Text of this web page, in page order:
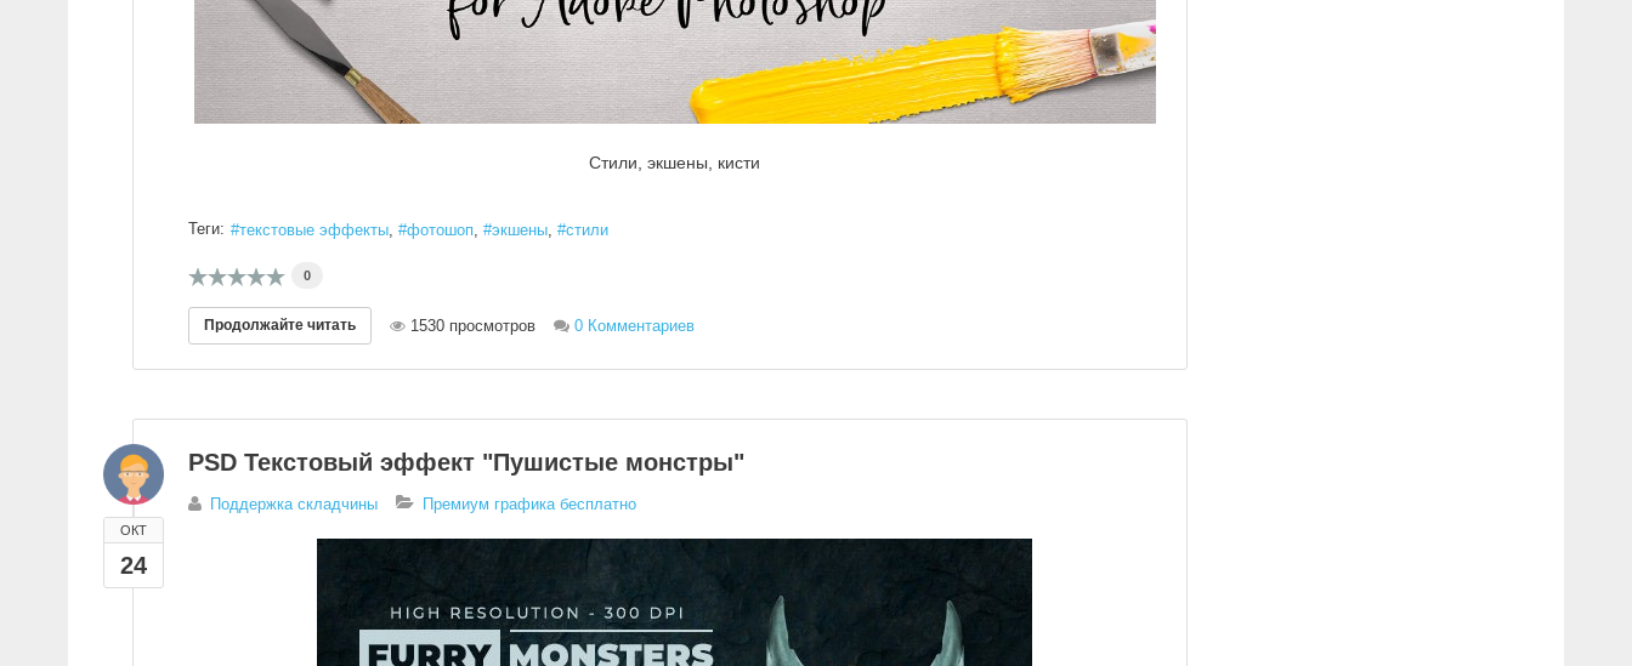
Стили, экшены, кисти
Теги: текстовые эффекты фотошоп экшены стили
0
Продолжайте читать 1530 просмотров 0 Комментариев
ОКТ
24
PSD Текстовый эффект "Пушистые монстры"
Поддержка складчины Премиум графика бесплатно